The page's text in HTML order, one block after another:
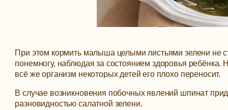
При этом кормить малыша целыми листьями зелени не
понемногу, наблюдая за состоянием здоровья
всё же организм некоторых детей его плохо переносит.
В случае возникновения побочных явлений шпинат
разновидностью салатной зелени.